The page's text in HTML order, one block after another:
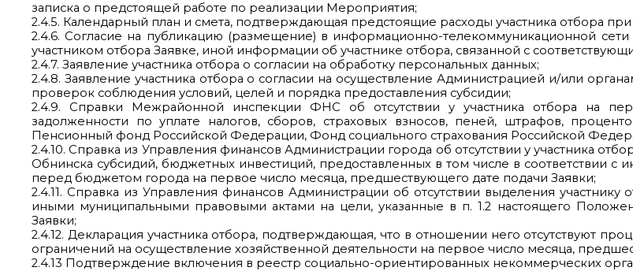
записка о предстоящей работе по реализации Мероприятия;
2.4.5. Календарный план и смета, подтверждающая предстоящие расходы участника отбора
2.4.6. Согласие на публикацию (размещение) в информационно-телекоммуникационной
участником отбора Заявке, иной информации об участнике отбора, связанной с
2.4.7. Заявление участника отбора о согласии на обработку персональных данных;
2.4.8. Заявление участника отбора о согласии на осуществление Администрацией и/или
проверок соблюдения условий, целей и порядка предоставления субсидии;
2.4.9. Справки Межрайонной инспекции ФНС об отсутствии у участника отбора на
задолженности по уплате налогов, сборов, страховых взносов, пеней, штрафов,
Пенсионный фонд Российской Федерации, Фонд социального страхования Российской
2.4.10. Справка из Управления финансов Администрации города об отсутствии у участника
Обнинска субсидий, бюджетных инвестиций, предоставленных в том числе в соответствии
перед бюджетом города на первое число месяца, предшествующего дате подачи Заявки;
2.4.11. Справка из Управления финансов Администрации об отсутствии выделения
иными муниципальными правовыми актами на цели, указанные в п. 1.2 настоящего
Заявки;
2.4.12. Декларация участника отбора, подтверждающая, что в отношении него отсутствуют
ограничений на осуществление хозяйственной деятельности на первое число месяца,
2.4.13 Подтверждение включения в реестр социально-ориентированных некоммерческих